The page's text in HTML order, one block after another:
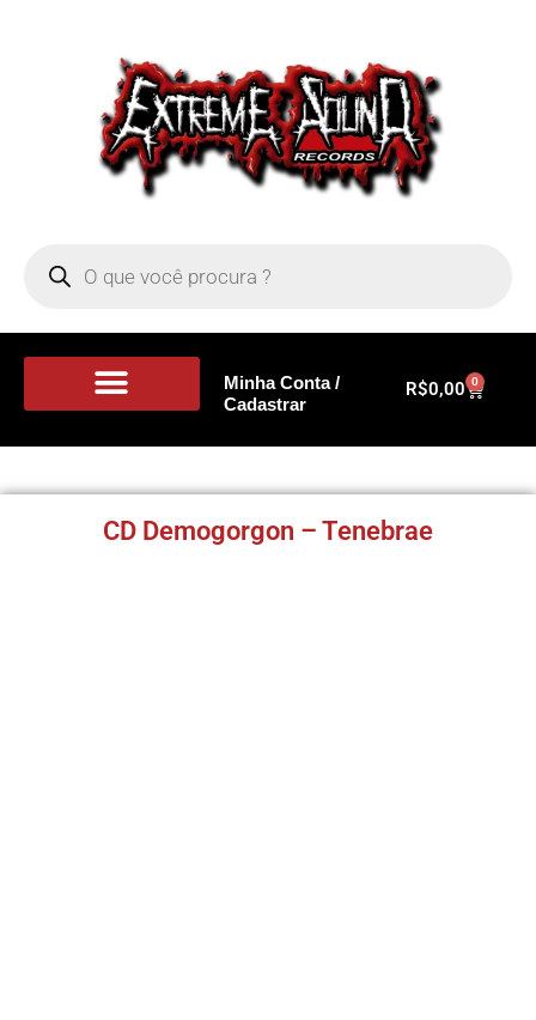
Minha Conta /
Cadastrar
R$0,00 0
CD Demogorgon – Tenebrae